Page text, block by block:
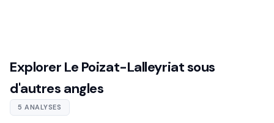
Explorer Le Poizat-Lalleyriat sous
d'autres angles
5 ANALYSES